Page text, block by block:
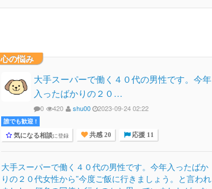
心の悩み
大手スーパーで働く４０代の男性です。今年
入ったばかりの２０…
0 420 shu00 2023-09-24 02:22
誰でも歓迎 !
気になる相談に登録 共感 20 応援 11
大手スーパーで働く４０代の男性です。今年入ったばか
りの２０代女性から”今度ご飯に行きましょう。と言われ